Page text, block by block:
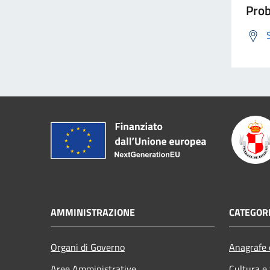
AMMINISTRAZIONE
Organi di Governo